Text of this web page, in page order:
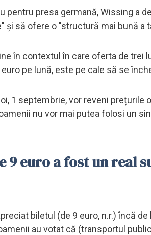
pentru presa germană, Wissing a
și să ofere o "structură mai bună a
în contextul în care oferta de trei
pe lună, este pe cale să se
1 septembrie, vor reveni prețurile
nu vor mai putea folosi un
9 euro a fost un real
biletul (de 9 euro, n.r.) încă
au votat că (transportul